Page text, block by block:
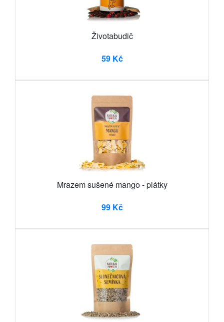
Životabudič
59 Kč
Mrazem sušené mango - plátky
99 Kč